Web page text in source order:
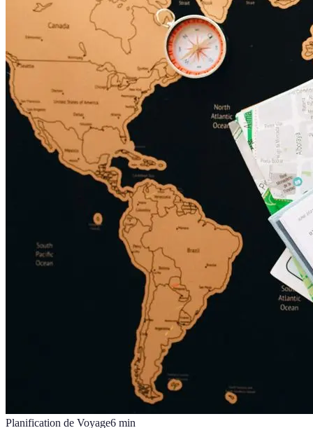
Planification de Voyage6 min